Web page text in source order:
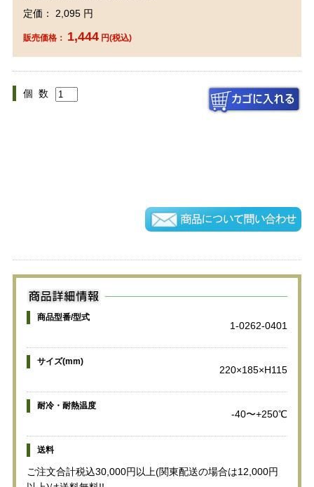
定価： 2,095 円
販売価格： 1,444円(税込)
個 数
商品型番/型式
1-0262-0401
サイズ(mm)
220×185×H115
耐冷・耐熱温度
-40〜+250℃
送料
ご注文合計税込30,000円以上(関東配送の場合は12,000円